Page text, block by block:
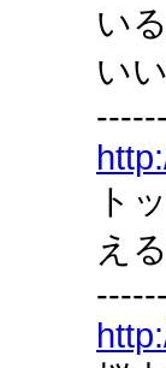
い
い
ト
え